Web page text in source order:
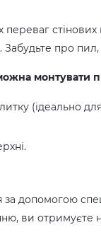
Забудьте про
монтувати
(ідеально
за допомогою
ви отримуєте